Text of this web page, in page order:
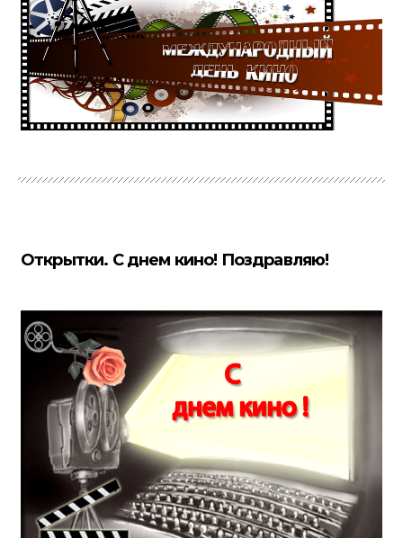
Открытки. С днем кино! Поздравляю!